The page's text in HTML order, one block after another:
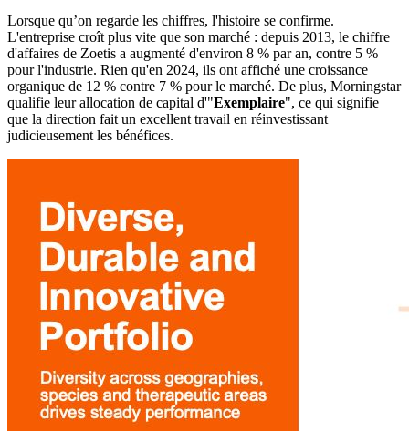
Lorsque qu’on regarde les chiffres, l'histoire se confirme.
L'entreprise croît plus vite que son marché : depuis 2013, le chiffre
d'affaires de Zoetis a augmenté d'environ 8 % par an, contre 5 %
pour l'industrie. Rien qu'en 2024, ils ont affiché une croissance
organique de 12 % contre 7 % pour le marché. De plus, Morningstar
qualifie leur allocation de capital d'"Exemplaire", ce qui signifie
que la direction fait un excellent travail en réinvestissant
judicieusement les bénéfices.